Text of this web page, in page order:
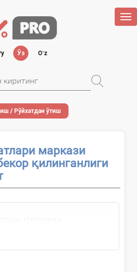
Ўз Oʻz
/ Рўйхатдан ўтиш
маркази
қилинганлиги